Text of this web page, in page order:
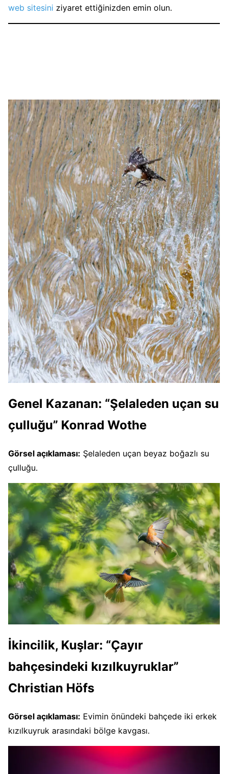
web sitesini ziyaret ettiğinizden emin olun.
Genel Kazanan: “Şelaleden uçan su
çulluğu” Konrad Wothe
Görsel açıklaması: Şelaleden uçan beyaz boğazlı su
çulluğu.
İkincilik, Kuşlar: “Çayır
bahçesindeki kızılkuyruklar”
Christian Höfs
Görsel açıklaması: Evimin önündeki bahçede iki erkek
kızılkuyruk arasındaki bölge kavgası.